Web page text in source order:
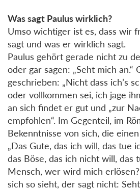
Was sagt Paulus wirklich?
Umso wichtiger ist es, dass wir
sagt und was er wirklich sagt.
Paulus gehört gerade nicht zu
oder gar sagen: „Seht mich an.“
geschrieben: „Nicht dass ich’s
oder vollkommen sei, ich jage
an sich findet er gut und „zur
empfohlen“. Im Gegenteil, im
Bekenntnisse von sich, die
„Das Gute, das ich will, das tue
das Böse, das ich nicht will,
Mensch, wer wird mich
sich so sieht, der sagt nicht: